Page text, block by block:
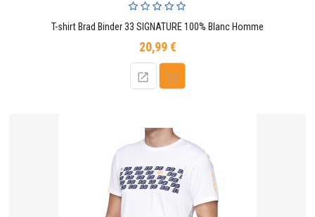
T-shirt Brad Binder 33 SIGNATURE 100% Blanc Homme
20,99 €Prix